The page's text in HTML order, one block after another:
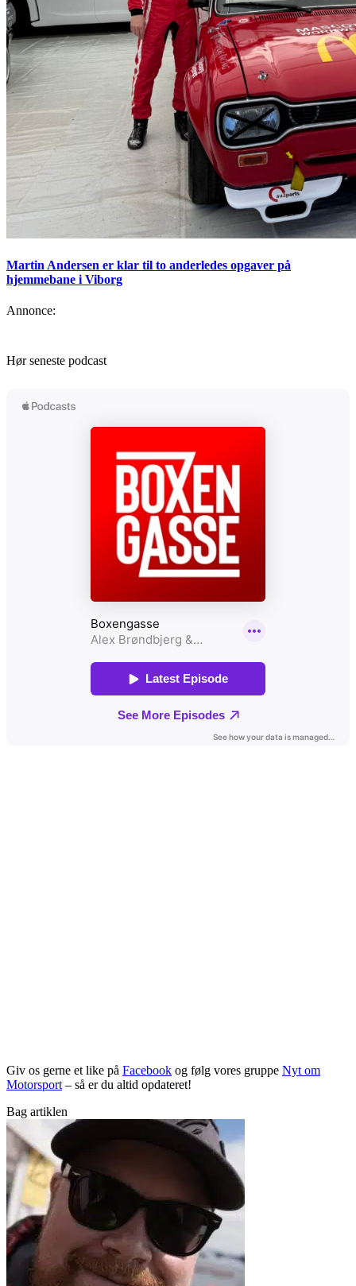
Martin Andersen er klar til to anderledes opgaver på
hjemmebane i Viborg
Annonce:
Hør seneste podcast
Giv os gerne et like på Facebook og følg vores gruppe Nyt om
Motorsport– så er du altid opdateret!
Bag artiklen